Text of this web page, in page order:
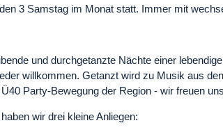
3 Samstag im Monat statt. Immer mit
und durchgetanzte Nächte einer
willkommen. Getanzt wird zu Musik aus
Party-Bewegung der Region - wir freuen
wir drei kleine Anliegen: